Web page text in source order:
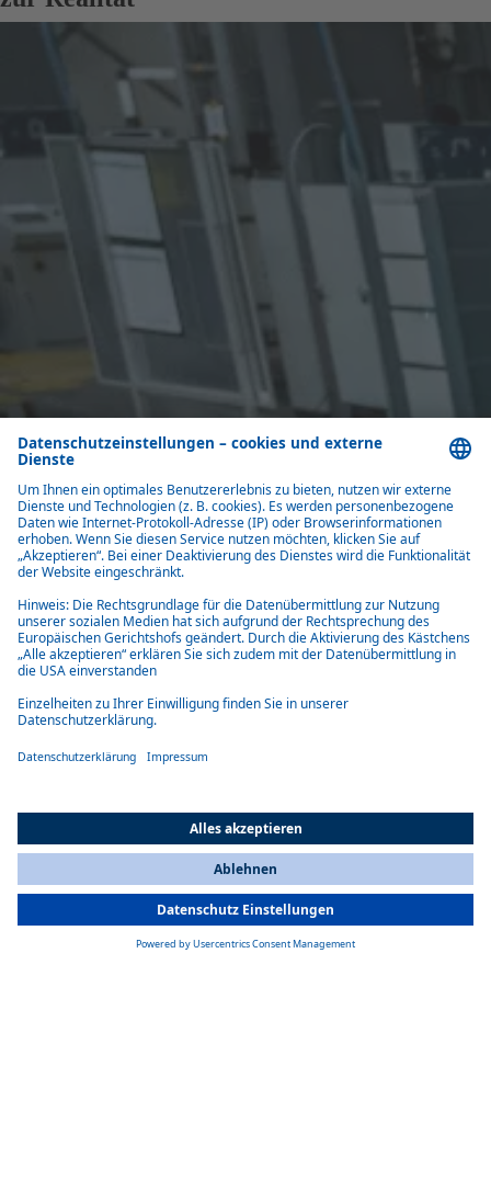
You are currently on our website forSwitzerland
information, please visit our website forAmerica.
All Countries